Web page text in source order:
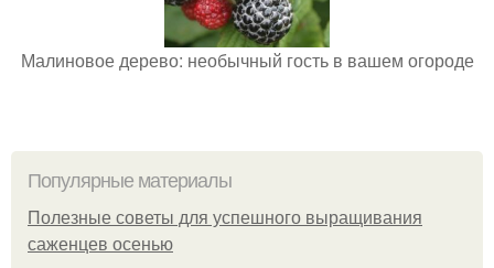
Малиновое дерево: необычный гость в вашем огороде
Популярные материалы
Полезные советы для успешного выращивания
саженцев осенью